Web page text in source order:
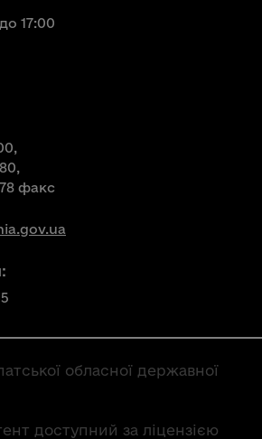
17:00
факс
обласної державної
доступний за ліцензією